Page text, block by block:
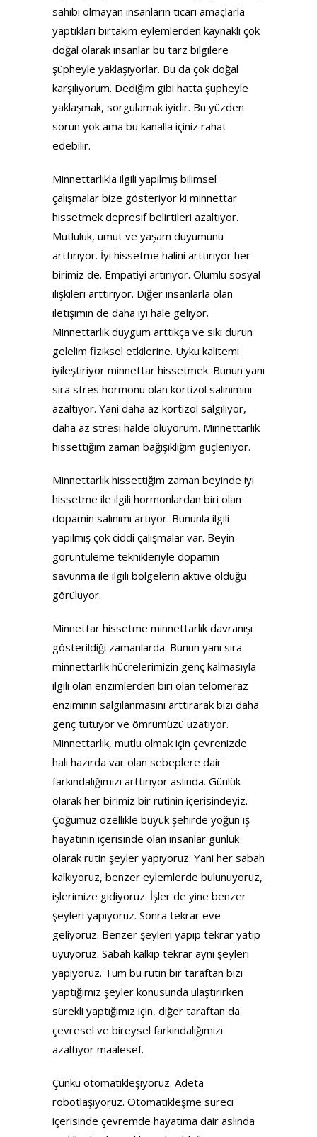
sahibi olmayan insanların ticari amaçlarla
yaptıkları birtakım eylemlerden kaynaklı çok
doğal olarak insanlar bu tarz bilgilere
şüpheyle yaklaşıyorlar. Bu da çok doğal
karşılıyorum. Dediğim gibi hatta şüpheyle
yaklaşmak, sorgulamak iyidir. Bu yüzden
sorun yok ama bu kanalla içiniz rahat
edebilir.
Minnettarlıkla ilgili yapılmış bilimsel
çalışmalar bize gösteriyor ki minnettar
hissetmek depresif belirtileri azaltıyor.
Mutluluk, umut ve yaşam duyumunu
arttırıyor. İyi hissetme halini arttırıyor her
birimiz de. Empatiyi artırıyor. Olumlu sosyal
ilişkileri arttırıyor. Diğer insanlarla olan
iletişimin de daha iyi hale geliyor.
Minnettarlık duygum arttıkça ve sıkı durun
gelelim fiziksel etkilerine. Uyku kalitemi
iyileştiriyor minnettar hissetmek. Bunun yanı
sıra stres hormonu olan kortizol salınımını
azaltıyor. Yani daha az kortizol salgılıyor,
daha az stresi halde oluyorum. Minnettarlık
hissettiğim zaman bağışıklığım güçleniyor.
Minnettarlık hissettiğim zaman beyinde iyi
hissetme ile ilgili hormonlardan biri olan
dopamin salınımı artıyor. Bununla ilgili
yapılmış çok ciddi çalışmalar var. Beyin
görüntüleme teknikleriyle dopamin
savunma ile ilgili bölgelerin aktive olduğu
görülüyor.
Minnettar hissetme minnettarlık davranışı
gösterildiği zamanlarda. Bunun yanı sıra
minnettarlık hücrelerimizin genç kalmasıyla
ilgili olan enzimlerden biri olan telomeraz
enziminin salgılanmasını arttırarak bizi daha
genç tutuyor ve ömrümüzü uzatıyor.
Minnettarlık, mutlu olmak için çevrenizde
hali hazırda var olan sebeplere dair
farkındalığımızı arttırıyor aslında. Günlük
olarak her birimiz bir rutinin içerisindeyiz.
Çoğumuz özellikle büyük şehirde yoğun iş
hayatının içerisinde olan insanlar günlük
olarak rutin şeyler yapıyoruz. Yani her sabah
kalkıyoruz, benzer eylemlerde bulunuyoruz,
işlerimize gidiyoruz. İşler de yine benzer
şeyleri yapıyoruz. Sonra tekrar eve
geliyoruz. Benzer şeyleri yapıp tekrar yatıp
uyuyoruz. Sabah kalkıp tekrar aynı şeyleri
yapıyoruz. Tüm bu rutin bir taraftan bizi
yaptığımız şeyler konusunda ulaştırırken
sürekli yaptığımız için, diğer taraftan da
çevresel ve bireysel farkındalığımızı
azaltıyor maalesef.
Çünkü otomatikleşiyoruz. Adeta
robotlaşıyoruz. Otomatikleşme süreci
içerisinde çevremde hayatıma dair aslında